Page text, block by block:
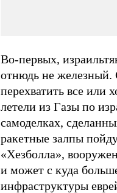
Во-первых,
отнюдь не
перехватить все или
летели из Газы по
самоделках,
ракетные залпы
«Хезболла»,
и может с куда
инфраструктуры